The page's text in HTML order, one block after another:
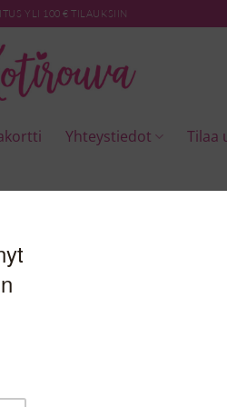
YLI 100 € TILAUKSIIN
Yhteystiedot Tilaa